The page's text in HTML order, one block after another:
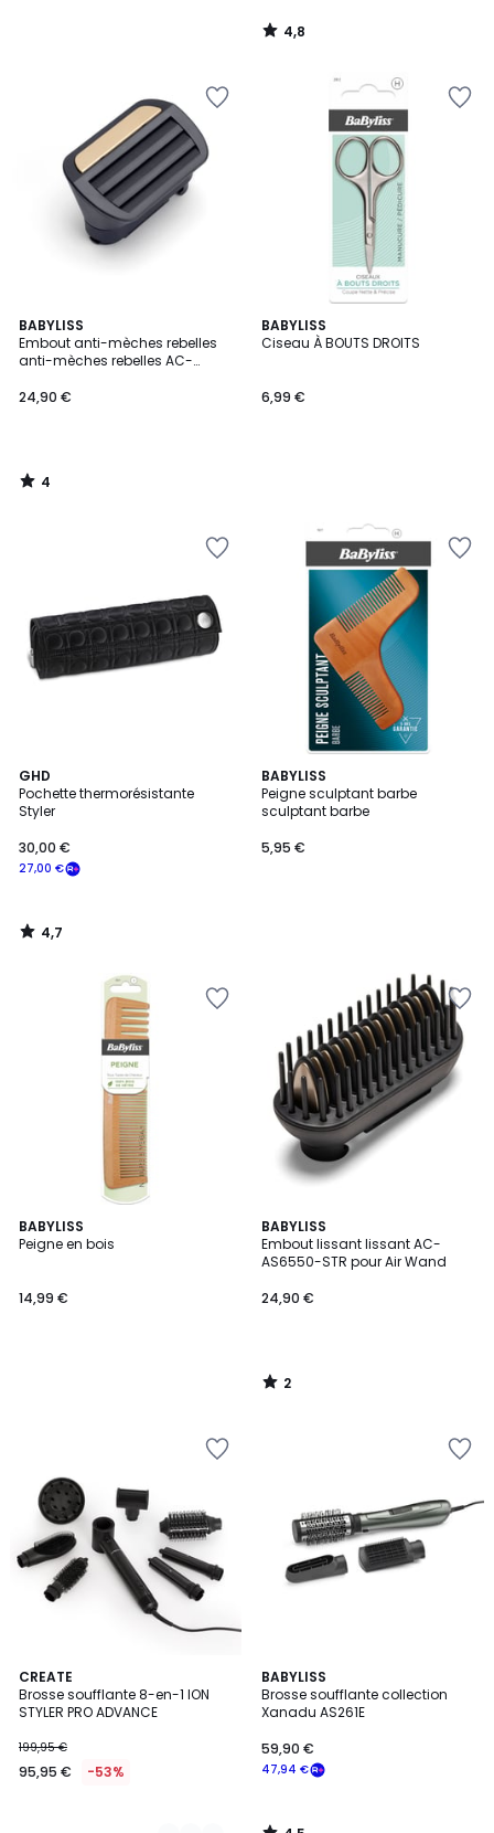
4,8
/
BABYLISS
Embout anti-mèches rebelles
anti-mèches rebelles AC-
24,90 €
4
/
5
4
/
BABYLISS
Ciseau À BOUTS DROITS
6,99 €
GHD
Pochette thermorésistante
Styler
27,00 €
30,00 €
4,7
/ 5
4,7
/
BABYLISS
Peigne sculptant barbe
sculptant barbe
5,95 €
BABYLISS
Peigne en bois
14,99 €
BABYLISS
Embout lissant lissant AC-
AS6550-STR pour Air Wand
24,90 €
2
/
5
2
/
CREATE
Brosse soufflante 8-en-1 ION
STYLER PRO ADVANCE
199,95 €
95,95 € -53%
4
Couleurs
BABYLISS
Brosse soufflante collection
Xanadu AS261E
47,94 €
59,90 €
4,5
/ 5